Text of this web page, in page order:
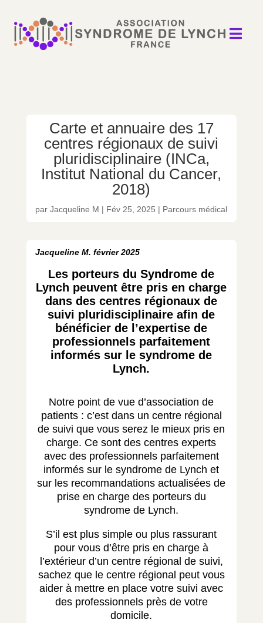

Carte et annuaire des 17
centres régionaux de suivi
pluridisciplinaire (INCa,
Institut National du Cancer,
2018)
parJacqueline M | Fév 25, 2025 | Parcours médical
Jacqueline M. février 2025
Les porteurs du Syndrome de
Lynch peuvent être pris en charge
dans des centres régionaux de
suivi pluridisciplinaire afin de
bénéficier de l’expertise de
professionnels parfaitement
informés sur le syndrome de
Lynch.
Notre point de vue d’association de
patients : c’est dans un centre régional
de suivi que vous serez le mieux pris en
charge. Ce sont des centres experts
avec des professionnels parfaitement
informés sur le syndrome de Lynch et
sur les recommandations actualisées de
prise en charge des porteurs du
syndrome de Lynch.
S’il est plus simple ou plus rassurant
pour vous d’être pris en charge à
l’extérieur d’un centre régional de suivi,
sachez que le centre régional peut vous
aider à mettre en place votre suivi avec
des professionnels près de votre
domicile.